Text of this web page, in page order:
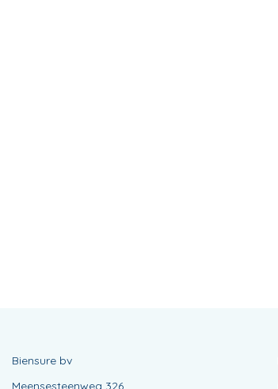
Biensure bv
Meensesteenweg 326